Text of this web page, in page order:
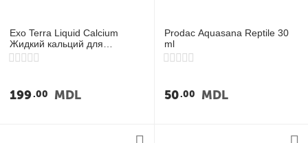
Exo Terra Liquid Calcium
Жидкий кальций для
рептилий 120 мл
199 00 MDL
Prodac Aquasana Reptile 30
ml
50 00 MDL